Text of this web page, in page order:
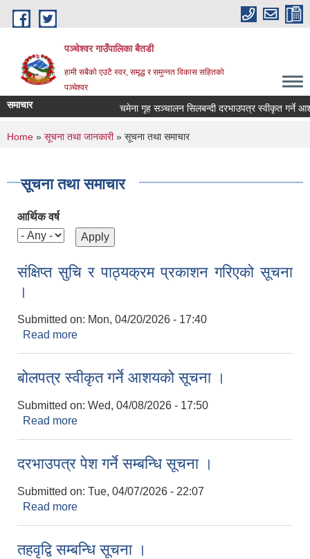
Skip to main content
पञ्चेश्वर गाउँपालिका बैतडी
हामी सबैको एउटै स्वर, समृद्ध र समुन्नत विकास सहितको
पञ्चेश्वर
समाचार चमेना गृह सञ्‍चालन सिलबन्दी दरभाउपत्र स्वीकृत गर्ने
You are here
Home » सूचना तथा जानकारी» सूचना तथा समाचार
सूचना तथा समाचार
आर्थिक वर्ष
संक्षिप्त सुचि र पाठ्यक्रम प्रकाशन गरिएको सूचना
।
Submitted on: Mon, 04/20/2026 - 17:40
Read more
बोलपत्र स्वीकृत गर्ने आशयको सूचना ।
Submitted on: Wed, 04/08/2026 - 17:50
Read more
दरभाउपत्र पेश गर्ने सम्बन्धि सूचना ।
Submitted on: Tue, 04/07/2026 - 22:07
Read more
तहवृद्वि सम्बन्धि सूचना ।